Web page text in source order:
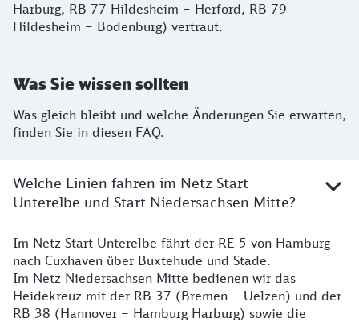
Harburg, RB 77 Hildesheim – Herford, RB 79
Hildesheim – Bodenburg) vertraut.
Was Sie wissen sollten
Was gleich bleibt und welche Änderungen Sie erwarten,
finden Sie in diesen FAQ.
Welche Linien fahren im Netz Start
Unterelbe und Start Niedersachsen Mitte?
Details
Im Netz Start Unterelbe fährt der RE 5 von Hamburg
nach Cuxhaven über Buxtehude und Stade.
Im Netz Niedersachsen Mitte bedienen wir das
Heidekreuz mit der RB 37 (Bremen – Uelzen) und der
RB 38 (Hannover – Hamburg Harburg) sowie die